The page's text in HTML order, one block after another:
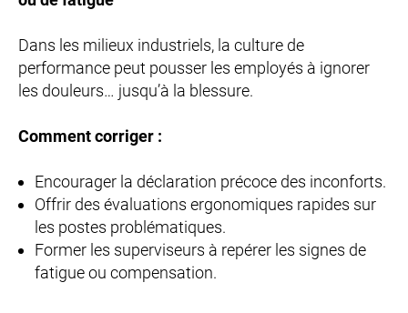
Dans les milieux industriels, la culture de
performance peut pousser les employés à ignorer
les douleurs… jusqu’à la blessure.
Comment corriger :
Encourager la déclaration précoce des inconforts.
Offrir des évaluations ergonomiques rapides sur
les postes problématiques.
Former les superviseurs à repérer les signes de
fatigue ou compensation.